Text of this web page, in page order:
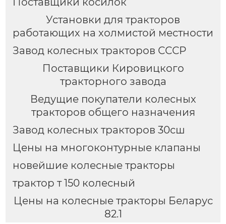
Установки для тракторов
работающих на холмистой местности
Завод колесных тракторов СССР
Поставщики Кировицкого
тракторного завода
Ведущие покупатели колесных
тракторов общего назначения
Завод колесных тракторов 30сш
Цены на многоконтурные клапаны
новейшие колесные тракторы
трактор т 150 колесный
Цены на колесные тракторы Беларус
82.1